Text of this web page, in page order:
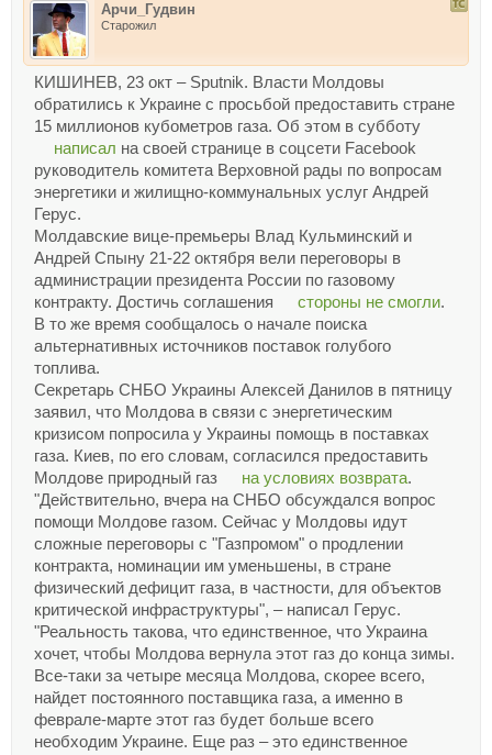
Арчи_Гудвин
Старожил
КИШИНЕВ, 23 окт – Sputnik. Власти Молдовы
обратились к Украине с просьбой предоставить стране
15 миллионов кубометров газа. Об этом в субботу
написал на своей странице в соцсети Facebook
руководитель комитета Верховной рады по вопросам
энергетики и жилищно-коммунальных услуг Андрей
Герус.
Молдавские вице-премьеры Влад Кульминский и
Андрей Спыну 21-22 октября вели переговоры в
администрации президента России по газовому
контракту. Достичь соглашения
стороны не смогли.
В то же время сообщалось о начале поиска
альтернативных источников поставок голубого
топлива.
Секретарь СНБО Украины Алексей Данилов в пятницу
заявил, что Молдова в связи с энергетическим
кризисом попросила у Украины помощь в поставках
газа. Киев, по его словам, согласился предоставить
Молдове природный газ
на условиях возврата.
"Действительно, вчера на СНБО обсуждался вопрос
помощи Молдове газом. Сейчас у Молдовы идут
сложные переговоры с "Газпромом" о продлении
контракта, номинации им уменьшены, в стране
физический дефицит газа, в частности, для объектов
критической инфраструктуры", – написал Герус.
"Реальность такова, что единственное, что Украина
хочет, чтобы Молдова вернула этот газ до конца зимы.
Все-таки за четыре месяца Молдова, скорее всего,
найдет постоянного поставщика газа, а именно в
феврале-марте этот газ будет больше всего
необходим Украине. Еще раз – это единственное